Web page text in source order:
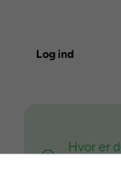
Log ind
Hvor er